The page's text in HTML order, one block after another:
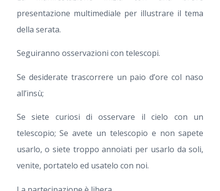
presentazione multimediale per illustrare il tema
della serata.
Seguiranno osservazioni con telescopi.
Se desiderate trascorrere un paio d’ore col naso
all’insù;
Se siete curiosi di osservare il cielo con un
telescopio; Se avete un telescopio e non sapete
usarlo, o siete troppo annoiati per usarlo da soli,
venite, portatelo ed usatelo con noi.